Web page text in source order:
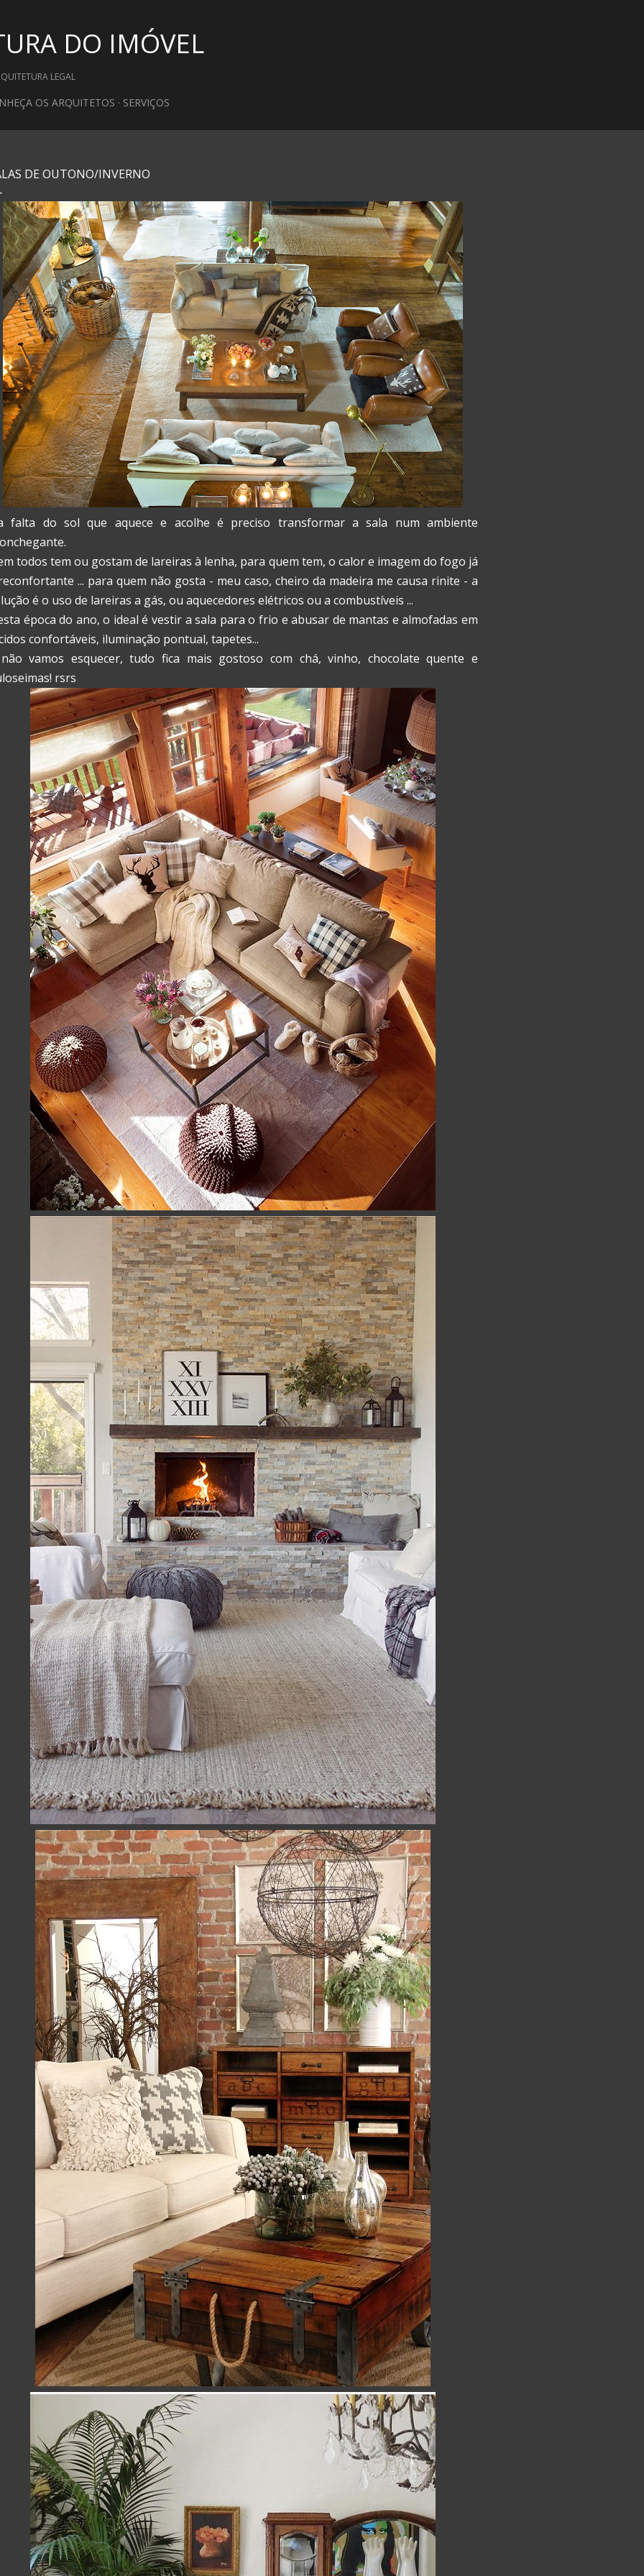
DO IMÓVEL
LEGAL
OS ARQUITETOS SERVIÇOS
DE OUTONO/INVERNO
falta do sol que aquece e acolhe é preciso transformar a sala num ambiente
todos tem ou gostam de lareiras à lenha, para quem tem, o calor e imagem do fogo já
... para quem não gosta - meu caso, cheiro da madeira me causa rinite - a
é o uso de lareiras a gás, ou aquecedores elétricos ou a combustíveis ...
época do ano, o ideal é vestir a sala para o frio e abusar de mantas e almofadas em
confortáveis, iluminação pontual, tapetes...
vamos esquecer, tudo fica mais gostoso com chá, vinho, chocolate quente e
rsrs